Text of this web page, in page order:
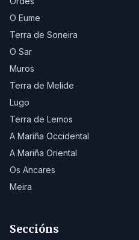
O Eume
Terra de Soneira
O Sar
Muros
Terra de Melide
Lugo
Terra de Lemos
A Mariña Occidental
A Mariña Oriental
Os Ancares
Meira
Seccións